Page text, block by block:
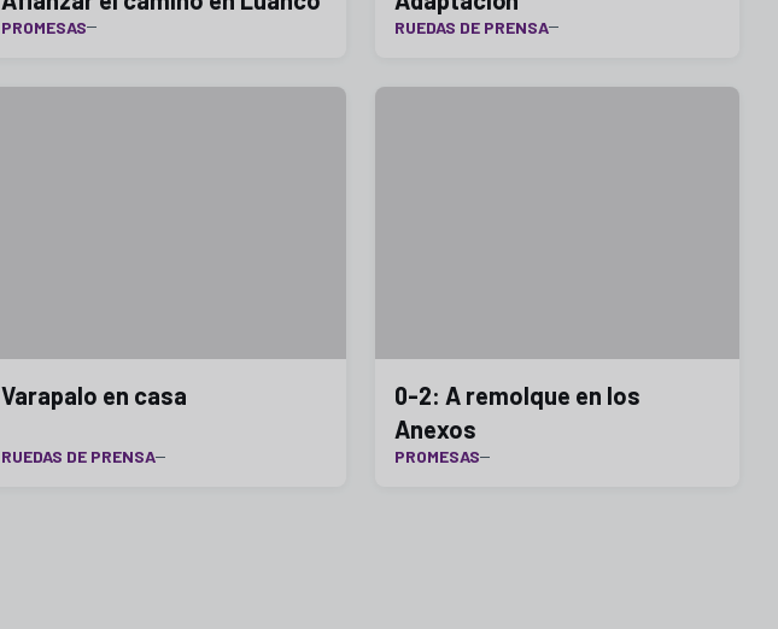
PROMESAS RUEDAS DE PRENSA
Varapalo en casa
RUEDAS DE PRENSA
0-2: A remolque en los
Anexos
PROMESAS